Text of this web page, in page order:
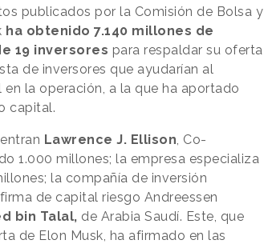
publicados por la Comisión de Bolsa y
ha obtenido 7.140 millones de
19 inversores para respaldar su oferta
de inversores que ayudarían al
la operación, a la que ha aportado
capital.
Lawrence J. Ellison , Co-
1.000 millones; la empresa especializa
la compañía de inversión
de capital riesgo Andreessen
bin Talal, de Arabia Saudí. Este, que
de Elon Musk, ha afirmado en las